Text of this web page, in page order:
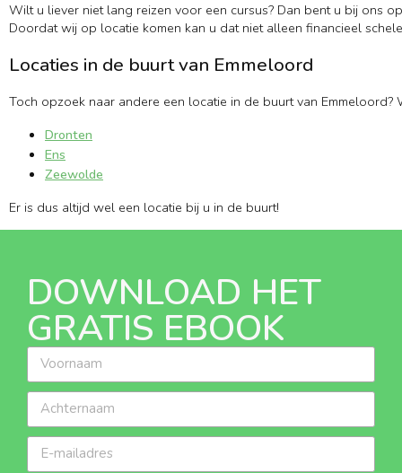
Wilt u liever niet lang reizen voor een cursus? Dan bent u bij ons
Doordat wij op locatie komen kan u dat niet alleen financieel
Locaties in de buurt van Emmeloord
Toch opzoek naar andere een locatie in de buurt van Emmeloord?
Dronten
Ens
Zeewolde
Er is dus altijd wel een locatie bij u in de buurt!
DOWNLOAD HET
GRATIS EBOOK